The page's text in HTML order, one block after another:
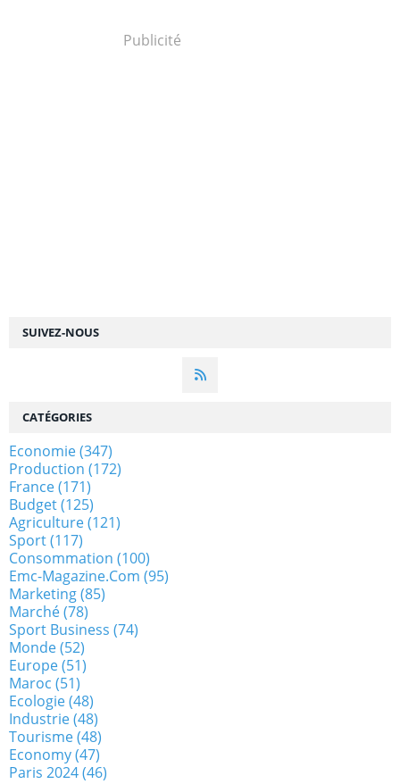
SUIVEZ-NOUS
Publicité
CATÉGORIES
Economie(347)
Production (172)
France(171)
Budget(125)
Agriculture(121)
Sport(117)
Consommation (100)
Emc-Magazine.com (95)
Marketing(85)
Marché(78)
Sport Business (74)
Monde(52)
Europe(51)
Maroc (51)
Ecologie(48)
Industrie(48)
Tourisme(48)
Economy(47)
Paris 2024(46)